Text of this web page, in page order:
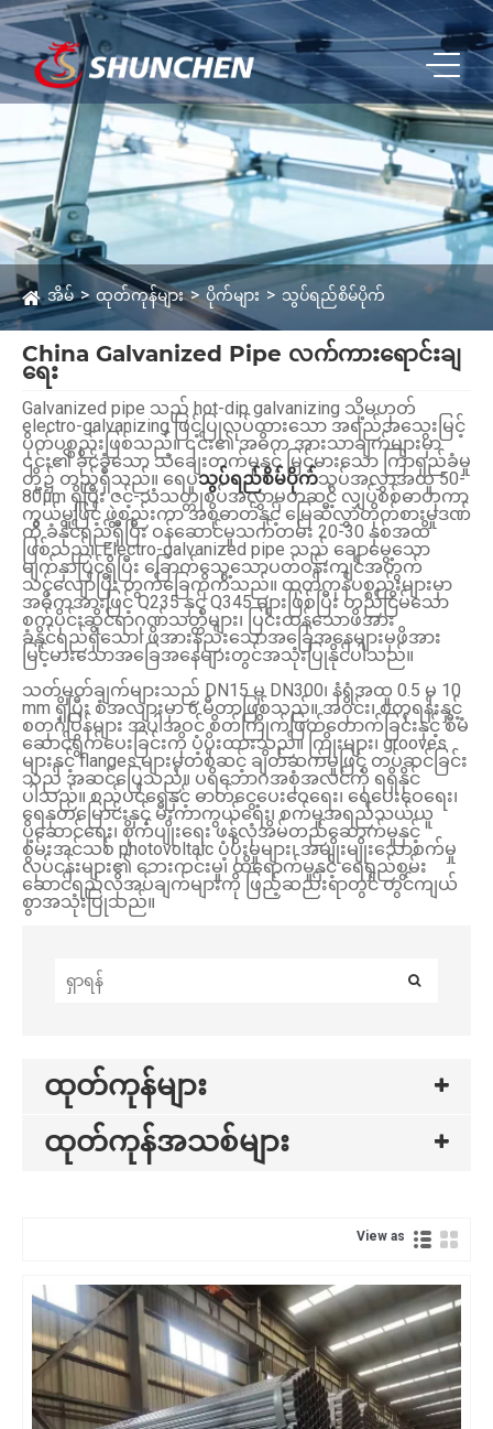
အိမ် ထုတ်ကုန်များ ပိုက်များ သွပ်ရည်စိမ်ပိုက်
China Galvanized Pipe လက်ကားရောင်းချ
ရေး
Galvanized pipe သည် hot-dip galvanizing သို့မဟုတ်
electro-galvanizing ဖြင့်ပြုလုပ်ထားသော အရည်အသွေးမြင့်
ပိုက်ပစ္စည်းဖြစ်သည်။ ၎င်း၏ အဓိက အားသာချက်များမှာ
၎င်း၏ ခိုင်ခံ့သော သံချေးတက်မှုနှင့် မြင့်မားသော ကြာရှည်ခံမှု
တို့၌ တည်ရှိသည်။ ရေပူသွပ်ရည်စိမ်ပိုက်သွပ်အလွှာအထူ 50-
80μm ရှိပြီး ဇင့်-သံသတ္တုစပ်အလွှာမှတဆင့် လျှပ်စစ်ဓာတုကာ
ကွယ်မှုဖြင့် ဖွဲ့စည်းကာ အစိုဓာတ်နှင့် မြေဆီလွှာတိုက်စားမှုဒဏ်
ကို ခံနိုင်ရည်ရှိပြီး ဝန်ဆောင်မှုသက်တမ်း 20-30 နှစ်အထိ
ဖြစ်သည်။ Electro-galvanized pipe သည် ချောမွေ့သော
မျက်နှာပြင်ရှိပြီး ခြောက်သွေ့သောပတ်ဝန်းကျင်အတွက်
သင့်လျော်ပြီး တွက်ခြေကိုက်သည်။ ထုတ်ကုန်ပစ္စည်းများမှာ
အဓိကအားဖြင့် Q235 နှင့် Q345 များဖြစ်ပြီး တည်ငြိမ်သော
စက်ပိုင်းဆိုင်ရာဂုဏ်သတ္တိများ၊ ပြင်းထန်သောဖိအား
ခံနိုင်ရည်ရှိသော၊ ဖိအားနည်းသောအခြေအနေများမှဖိအား
မြင့်မားသောအခြေအနေများတွင်အသုံးပြုနိုင်ပါသည်။
သတ်မှတ်ချက်များသည် DN15 မှ DN300၊ နံရံအထူ 0.5 မှ 10
mm ရှိပြီး စံအလျားမှာ 6 မီတာဖြစ်သည်။ အဝိုင်း၊ စတုရန်းနှင့်
စတုဂံပြွန်များ အပါအဝင် စိတ်ကြိုက်ဖြတ်တောက်ခြင်းနှင့် စီမံ
ဆောင်ရွက်ပေးခြင်းကို ပံ့ပိုးထားသည်။ ကြိုးများ၊ grooves
များနှင့် flanges များမှတစ်ဆင့် ချိတ်ဆက်မှုဖြင့် တပ်ဆင်ခြင်း
သည် အဆင်ပြေသည်။ ပရိဘောဂအစုံအလင်ကို ရရှိနိုင်
ပါသည်။ စည်ပင်ရေနှင့် ဓာတ်ငွေ့ပေးဝေရေး၊ ရေပေးဝေရေး၊
ရေနုတ်မြောင်းနှင့် မီးကာကွယ်ရေး၊ စက်မှုအရည်သယ်ယူ
ပို့ဆောင်ရေး၊ စိုက်ပျိုးရေး ဖန်လုံအိမ်တည်ဆောက်မှုနှင့်
စွမ်းအင်သစ် photovoltaic ပံ့ပိုးမှုများ၊ အမျိုးမျိုးသောစက်မှု
လုပ်ငန်းများ၏ ဘေးကင်းမှု၊ ထိရောက်မှုနှင့် ရေရှည်စွမ်း
ဆောင်ရည်လိုအပ်ချက်များကို ဖြည့်ဆည်းရာတွင် တွင်ကျယ်
စွာအသုံးပြုသည်။
ထုတ်ကုန်များ
ထုတ်ကုန်အသစ်များ
View as